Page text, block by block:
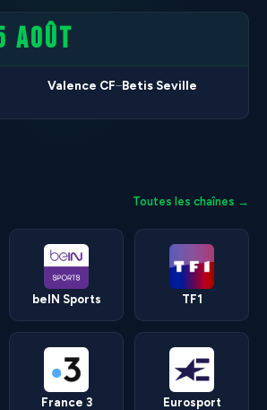
AOÛT
Valence CF–Betis Seville
Toutes les chaînes →
beIN Sports
TF1
France 3 Eurosport